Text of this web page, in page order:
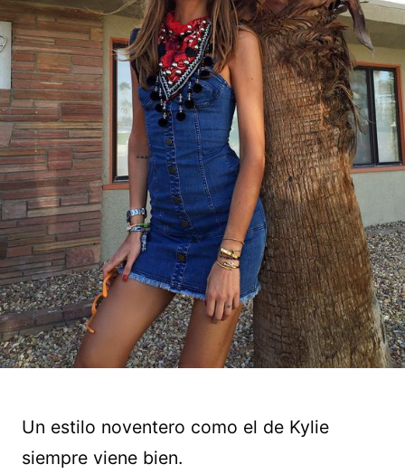
Un estilo noventero como el de Kylie
siempre viene bien.